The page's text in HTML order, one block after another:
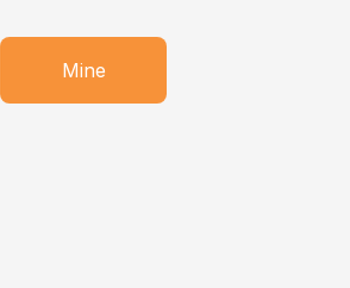
Mine